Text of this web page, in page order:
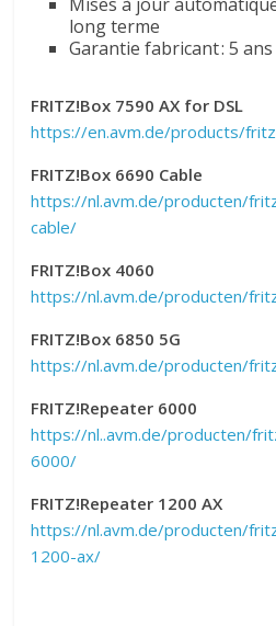
long terme
Garantie fabricant : 5 ans
FRITZ!Box 7590 AX for DSL
https://en.avm.de/products/
FRITZ!Box 6690 Cable
https://nl.avm.de/producten/
cable/
FRITZ!Box 4060
https://nl.avm.de/producten/
FRITZ!Box 6850 5G
https://nl.avm.de/producten/
FRITZ!Repeater 6000
https://nl..avm.de/producten/
6000/
FRITZ!Repeater 1200 AX
https://nl.avm.de/producten/
1200-ax/